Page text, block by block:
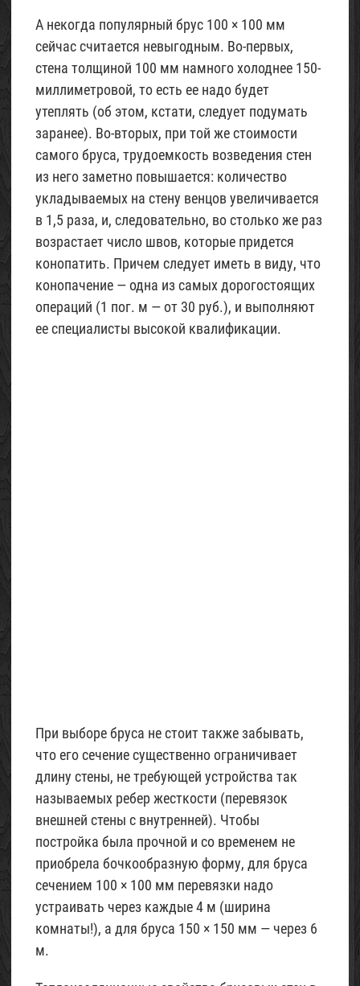
А некогда популярный брус 100 × 100 мм
сейчас считается невыгодным. Во-первых,
стена толщиной 100 мм намного холоднее 150-
миллиметровой, то есть ее надо будет
утеплять (об этом, кстати, следует подумать
заранее). Во-вторых, при той же стоимости
самого бруса, трудоемкость возведения стен
из него заметно повышается: количество
укладываемых на стену венцов увеличивается
в 1,5 раза, и, следовательно, во столько же раз
возрастает число швов, которые придется
конопатить. Причем следует иметь в виду, что
конопачение — одна из самых дорогостоящих
операций (1 пог. м — от 30 руб.), и выполняют
ее специалисты высокой квалификации.
При выборе бруса не стоит также забывать,
что его сечение существенно ограничивает
длину стены, не требующей устройства так
называемых ребер жесткости (перевязок
внешней стены с внутренней). Чтобы
постройка была прочной и со временем не
приобрела бочкообразную форму, для бруса
сечением 100 × 100 мм перевязки надо
устраивать через каждые 4 м (ширина
комнаты!), а для бруса 150 × 150 мм — через 6
м.
Май
2017
Проект
небольшого
каркасного
садового
домика
(с
описанием)
05
Май
2017
Щебень
известняковый
02